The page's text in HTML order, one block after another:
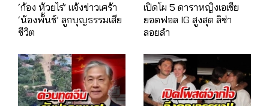
‘ก้อง ห้วยไร่’ แจ้งข่าวเศร้า
‘น้องพั้นช์’ ลูกบุญธรรมเสีย
ชีวิต
เปิดโผ 5 ดาราหญิงเอเชีย
ยอดฟอล IG สูงสุด ลิซ่า
ลอยลำ